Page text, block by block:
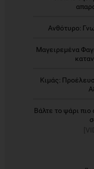
Ανθότυρο:
Μαγειρεμένα
Κιμάς:
Βάλτε το ψάρι